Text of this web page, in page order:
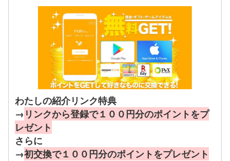
わたしの紹介リンク特典
→ リンクから登録で１００円分のポイントをプ
レゼント
さらに
→初交換で１００円分のポイントをプレゼント